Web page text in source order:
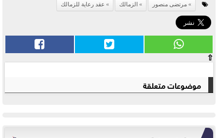
مرتضى منصور الزمالك عقد رعاية للزمالك
⇧
موضوعات متعلقة